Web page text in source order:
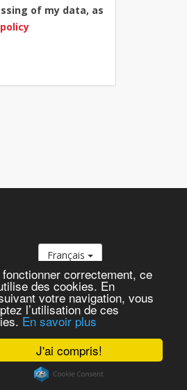
J'ai compris!
fonctionner correctement, ce
des cookies. En
votre navigation, vous
l’utilisation de ces
En savoir plus
of my data, as
Français